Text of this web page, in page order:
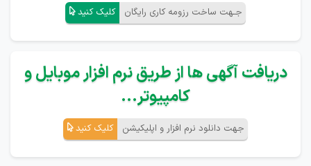
جـهت ساخت رزومه کاری رایگان کلیک کنید
دریافت آگهی ها از طریق نرم افزار موبایل و
کامپیوتر...
جهت دانلود نرم افزار و اپلیکیشن کلیک کنید